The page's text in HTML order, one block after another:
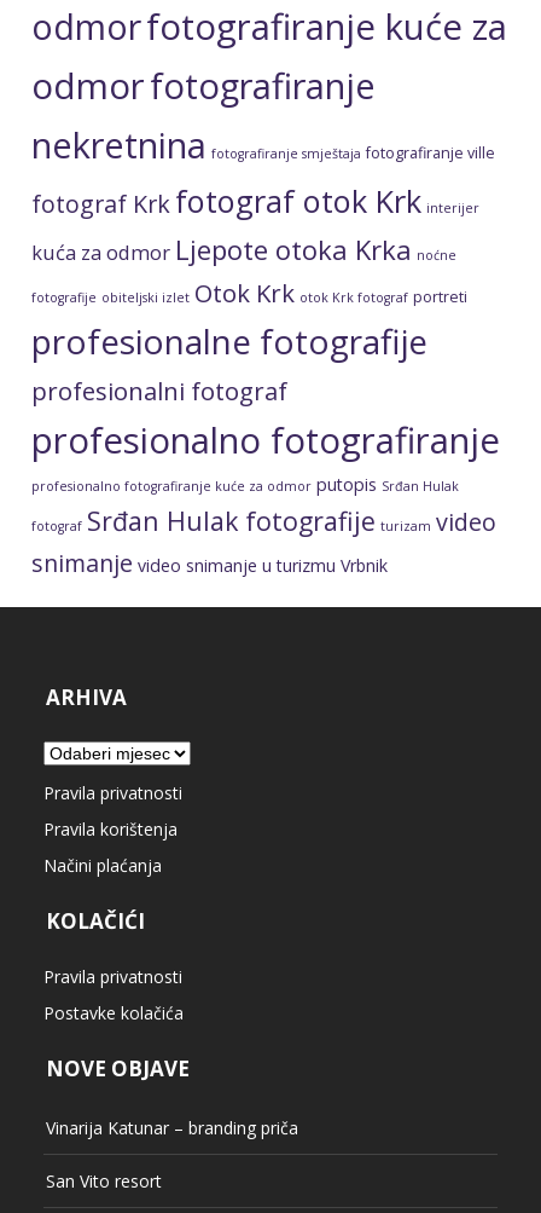
odmorfotografiranje kuće za
odmorfotografiranje
nekretnina fotografiranje smještaja fotografiranje ville
fotograf Krkfotograf otok Krk interijer
kuća za odmor Ljepote otoka Krka noćne
fotografije obiteljski izlet Otok Krk otok Krk fotograf portreti
profesionalne fotografije
profesionalni fotograf
profesionalno fotografiranje
profesionalno fotografiranje kuće za odmor putopis Srđan Hulak
fotograf Srđan Hulak fotografije turizam video
snimanje video snimanje u turizmu Vrbnik
ARHIVA
Arhiva
Pravila privatnosti
Pravila korištenja
Načini plaćanja
KOLAČIĆI
Pravila privatnosti
Postavke kolačića
NOVE OBJAVE
Vinarija Katunar – branding priča
San Vito resort